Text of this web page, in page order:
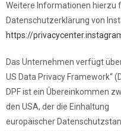
Weitere Informationen hierzu
Datenschutzerklärung von
https://
Das Unternehmen verfügt
US Data Privacy Framework“
DPF ist ein Übereinkommen
den USA, der die Einhaltung
europäischer